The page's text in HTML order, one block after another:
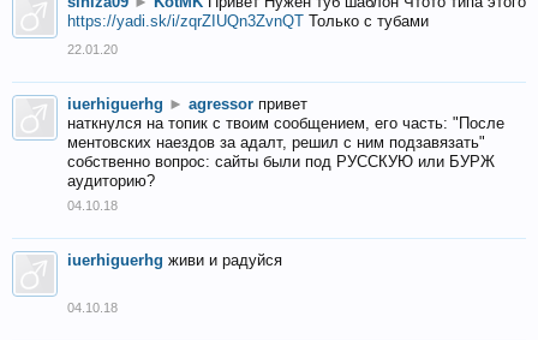
https://yadi.sk/i/zqrZIUQn3ZvnQT Только с тубами
22.01.20
iuerhiguerhg ► agressor привет
наткнулся на топик с твоим сообщением, его часть: "После
ментовских наездов за адалт, решил с ним подзавязать"
собственно вопрос: сайты были под РУССКУЮ или БУРЖ
аудиторию?
04.10.18
iuerhiguerhg живи и радуйся
04.10.18